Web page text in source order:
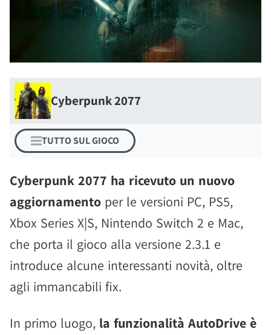
Cyberpunk 2077
TUTTO SUL GIOCO
Cyberpunk 2077 ha ricevuto un nuovo
aggiornamento per le versioni PC, PS5,
Xbox Series X|S, Nintendo Switch 2 e Mac,
che porta il gioco alla versione 2.3.1 e
introduce alcune interessanti novità, oltre
agli immancabili fix.
In primo luogo, la funzionalità AutoDrive è